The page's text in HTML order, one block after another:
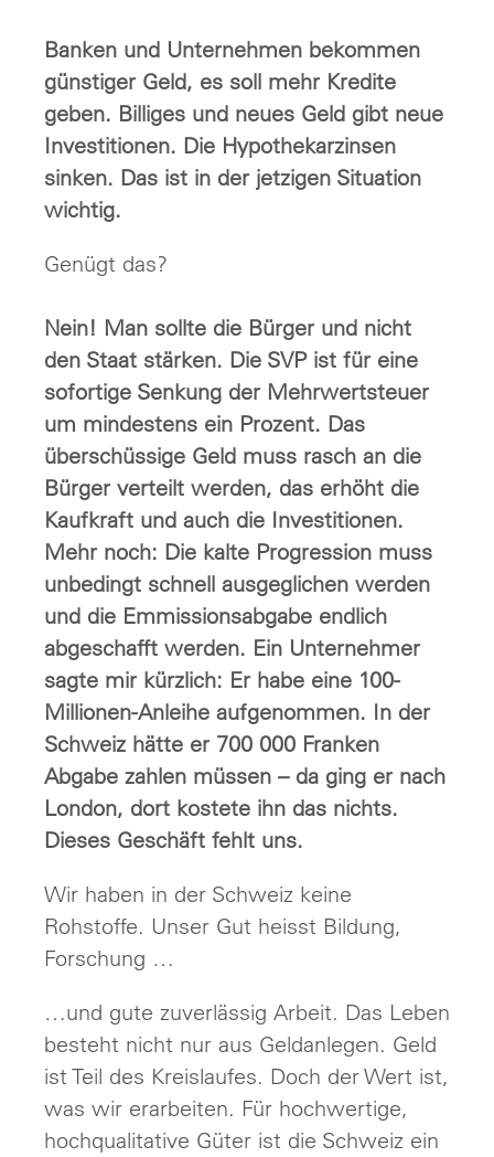
Banken und Unternehmen bekommen
günstiger Geld, es soll mehr Kredite
geben. Billiges und neues Geld gibt neue
Investitionen. Die Hypothekarzinsen
sinken. Das ist in der jetzigen Situation
wichtig.
Genügt das?
Nein! Man sollte die Bürger und nicht
den Staat stärken. Die SVP ist für eine
sofortige Senkung der Mehrwertsteuer
um mindestens ein Prozent. Das
überschüssige Geld muss rasch an die
Bürger verteilt werden, das erhöht die
Kaufkraft und auch die Investitionen.
Mehr noch: Die kalte Progression muss
unbedingt schnell ausgeglichen werden
und die Emmissionsabgabe endlich
abgeschafft werden. Ein Unternehmer
sagte mir kürzlich: Er habe eine 100-
Millionen-Anleihe aufgenommen. In der
Schweiz hätte er 700 000 Franken
Abgabe zahlen müssen – da ging er nach
London, dort kostete ihn das nichts.
Dieses Geschäft fehlt uns.
Wir haben in der Schweiz keine
Rohstoffe. Unser Gut heisst Bildung,
Forschung …
…und gute zuverlässig Arbeit. Das Leben
besteht nicht nur aus Geldanlegen. Geld
ist Teil des Kreislaufes. Doch der Wert ist,
was wir erarbeiten. Für hochwertige,
hochqualitative Güter ist die Schweiz ein